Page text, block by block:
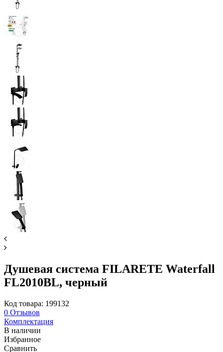
Душевая система FILARETE Waterfall
FL2010BL, черный
Код товара: 199132
0 Отзывов
Комплектация
В наличии
Избранное
Сравнить